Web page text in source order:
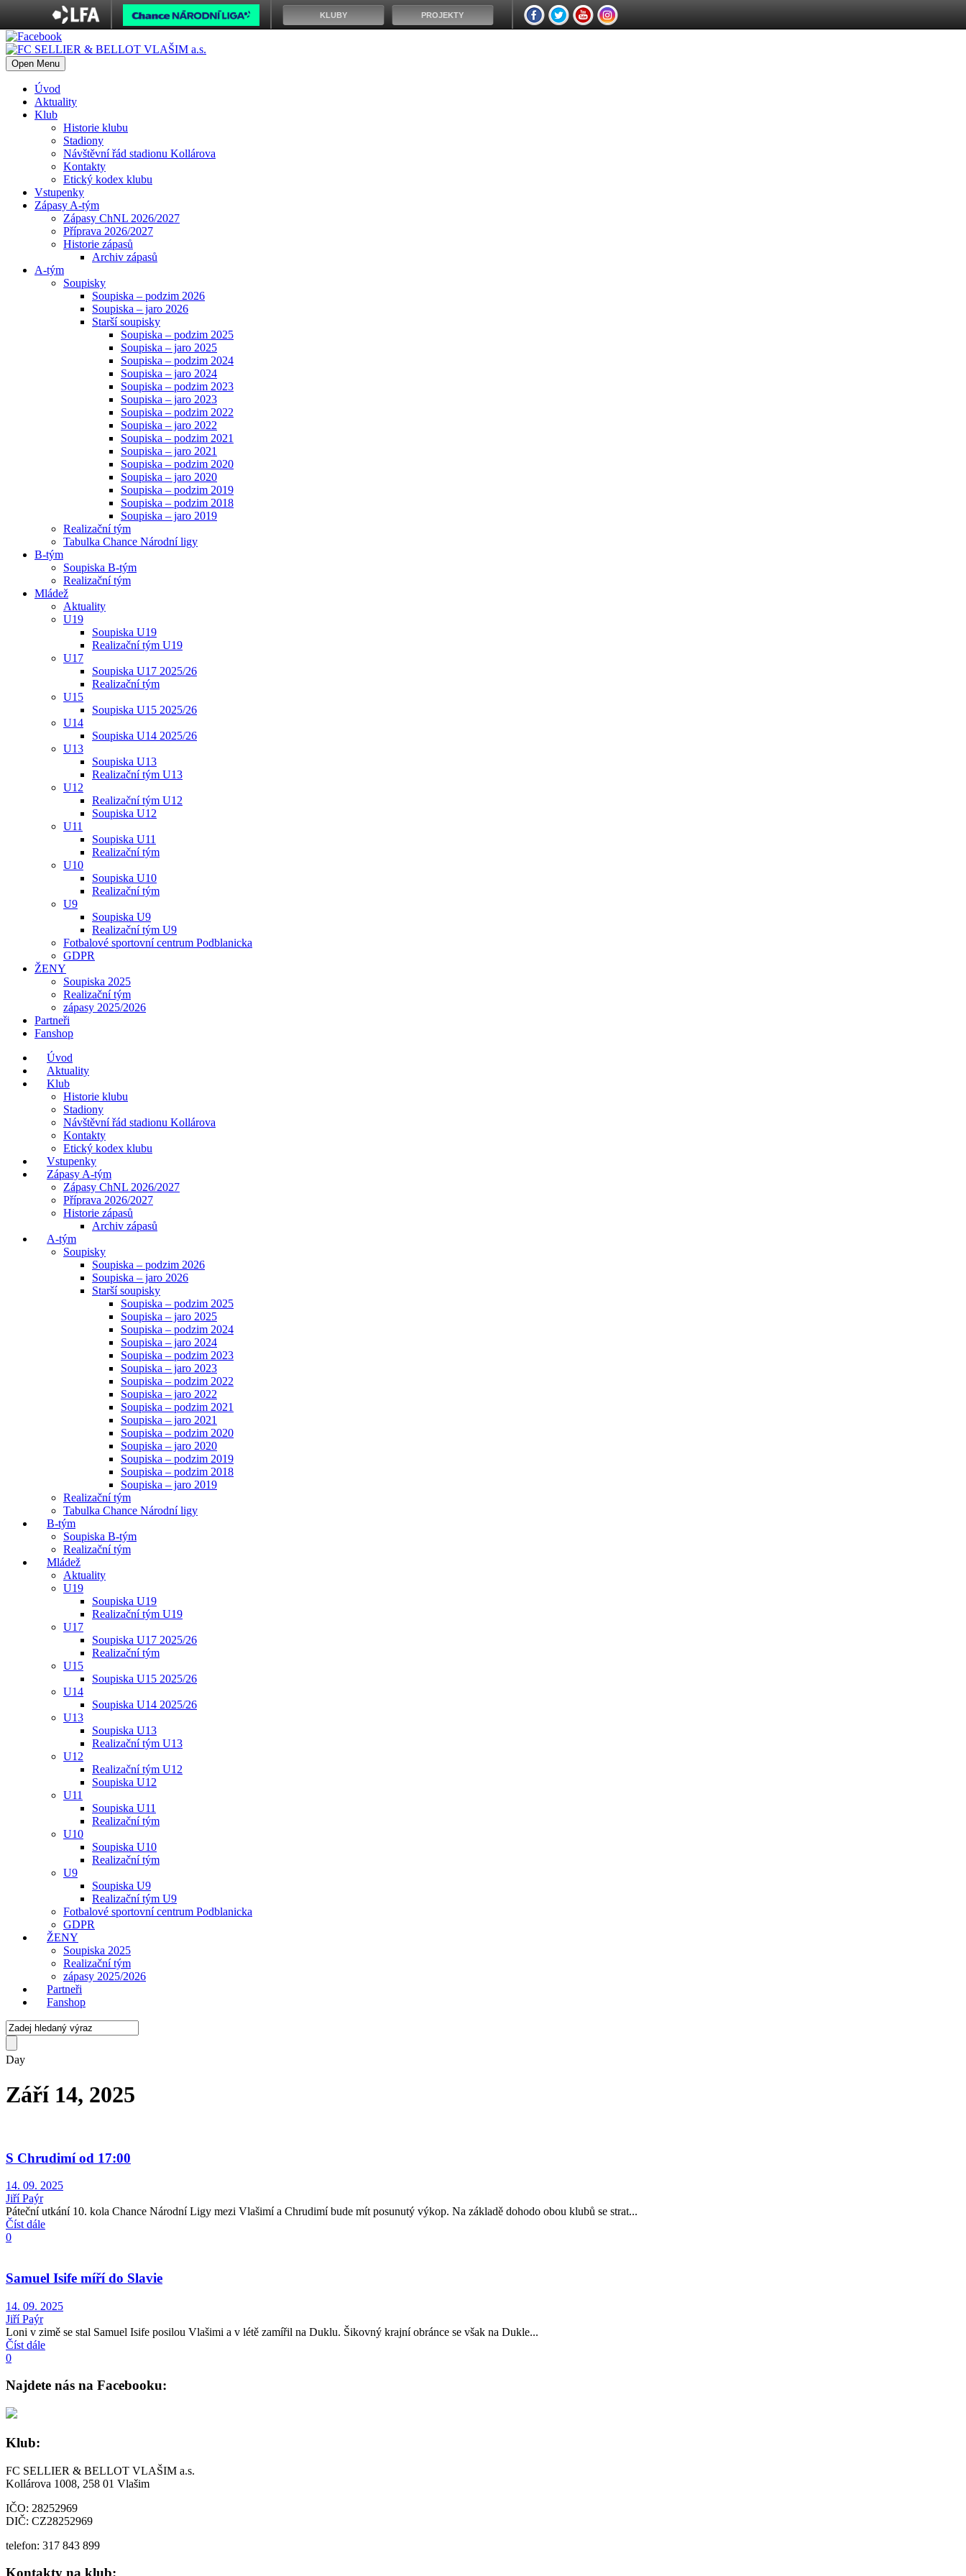
Open Menu
Úvod
Aktuality
Klub
Historie klubu
Stadiony
Návštěvní řád stadionu Kollárova
Kontakty
Etický kodex klubu
Vstupenky
Zápasy A-tým
Zápasy ChNL 2026/2027
Příprava 2026/2027
Historie zápasů
Archiv zápasů
A-tým
Soupisky
Soupiska – podzim 2026
Soupiska – jaro 2026
Starší soupisky
Soupiska – podzim 2025
Soupiska – jaro 2025
Soupiska – podzim 2024
Soupiska – jaro 2024
Soupiska – podzim 2023
Soupiska – jaro 2023
Soupiska – podzim 2022
Soupiska – jaro 2022
Soupiska – podzim 2021
Soupiska – jaro 2021
Soupiska – podzim 2020
Soupiska – jaro 2020
Soupiska – podzim 2019
Soupiska – podzim 2018
Soupiska – jaro 2019
Realizační tým
Tabulka Chance Národní ligy
B-tým
Soupiska B-tým
Realizační tým
Mládež
Aktuality
U19
Soupiska U19
Realizační tým U19
U17
Soupiska U17 2025/26
Realizační tým
U15
Soupiska U15 2025/26
U14
Soupiska U14 2025/26
U13
Soupiska U13
Realizační tým U13
U12
Realizační tým U12
Soupiska U12
U11
Soupiska U11
Realizační tým
U10
Soupiska U10
Realizační tým
U9
Soupiska U9
Realizační tým U9
Fotbalové sportovní centrum Podblanicka
GDPR
ŽENY
Soupiska 2025
Realizační tým
zápasy 2025/2026
Partneři
Fanshop
Úvod
Aktuality
Klub
Historie klubu
Stadiony
Návštěvní řád stadionu Kollárova
Kontakty
Etický kodex klubu
Vstupenky
Zápasy A-tým
Zápasy ChNL 2026/2027
Příprava 2026/2027
Historie zápasů
Archiv zápasů
A-tým
Soupisky
Soupiska – podzim 2026
Soupiska – jaro 2026
Starší soupisky
Soupiska – podzim 2025
Soupiska – jaro 2025
Soupiska – podzim 2024
Soupiska – jaro 2024
Soupiska – podzim 2023
Soupiska – jaro 2023
Soupiska – podzim 2022
Soupiska – jaro 2022
Soupiska – podzim 2021
Soupiska – jaro 2021
Soupiska – podzim 2020
Soupiska – jaro 2020
Soupiska – podzim 2019
Soupiska – podzim 2018
Soupiska – jaro 2019
Realizační tým
Tabulka Chance Národní ligy
B-tým
Soupiska B-tým
Realizační tým
Mládež
Aktuality
U19
Soupiska U19
Realizační tým U19
U17
Soupiska U17 2025/26
Realizační tým
U15
Soupiska U15 2025/26
U14
Soupiska U14 2025/26
U13
Soupiska U13
Realizační tým U13
U12
Realizační tým U12
Soupiska U12
U11
Soupiska U11
Realizační tým
U10
Soupiska U10
Realizační tým
U9
Soupiska U9
Realizační tým U9
Fotbalové sportovní centrum Podblanicka
GDPR
ŽENY
Soupiska 2025
Realizační tým
zápasy 2025/2026
Partneři
Fanshop
Day
Září 14, 2025
S Chrudimí od 17:00
14. 09. 2025
Jiří Paýr
Páteční utkání 10. kola Chance Národní Ligy mezi Vlašimí a Chrudimí bude mít posunutý výkop. Na základě dohodo obou klubů se strat...
Číst dále
0
Samuel Isife míří do Slavie
14. 09. 2025
Jiří Paýr
Loni v zimě se stal Samuel Isife posilou Vlašimi a v létě zamířil na Duklu. Šikovný krajní obránce se však na Dukle...
Číst dále
0
Najdete nás na Facebooku:
Klub:
FC SELLIER & BELLOT VLAŠIM a.s.
Kollárova 1008, 258 01 Vlašim
IČO: 28252969
DIČ: CZ28252969
telefon: 317 843 899
KLUBY PROJEKTY